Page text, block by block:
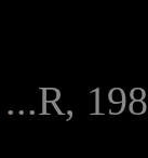
...R,